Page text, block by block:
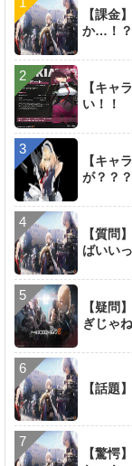
【課金
か…！？
【キャ
い！！
【キャ
が？？
【質問
ばいい
【疑問
ぎじゃ
【話題
【驚愕